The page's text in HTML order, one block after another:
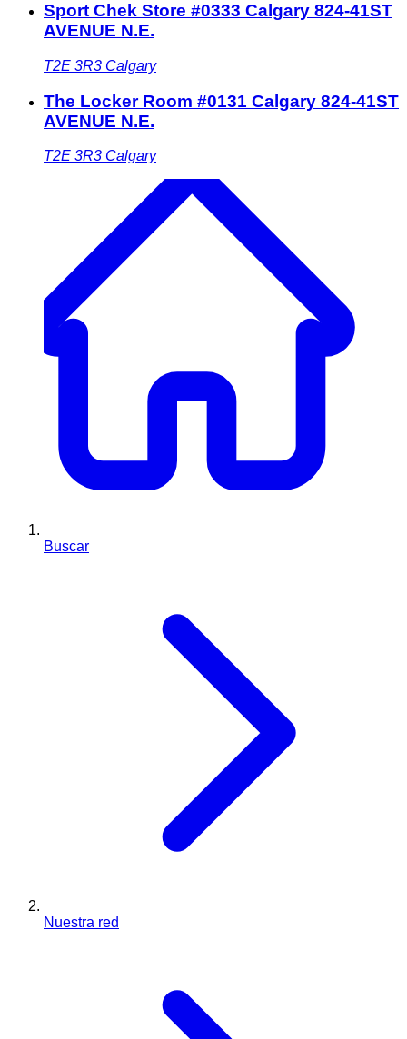
Sport Chek Store #0333 Calgary 824-41ST
AVENUE N.E.
T2E 3R3 Calgary
The Locker Room #0131 Calgary 824-41ST
AVENUE N.E.
T2E 3R3 Calgary
Buscar
Nuestra red